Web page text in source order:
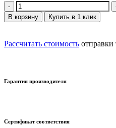
Количество
В корзину Купить в 1 клик
Рассчитать стоимость отправки
Гарантия производителя
Сертификат соответствия